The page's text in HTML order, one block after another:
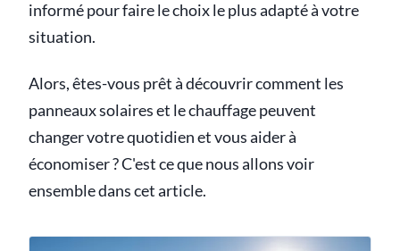
informé pour faire le choix le plus adapté à votre
situation.
Alors, êtes-vous prêt à découvrir comment les
panneaux solaires et le chauffage peuvent
changer votre quotidien et vous aider à
économiser ? C'est ce que nous allons voir
ensemble dans cet article.